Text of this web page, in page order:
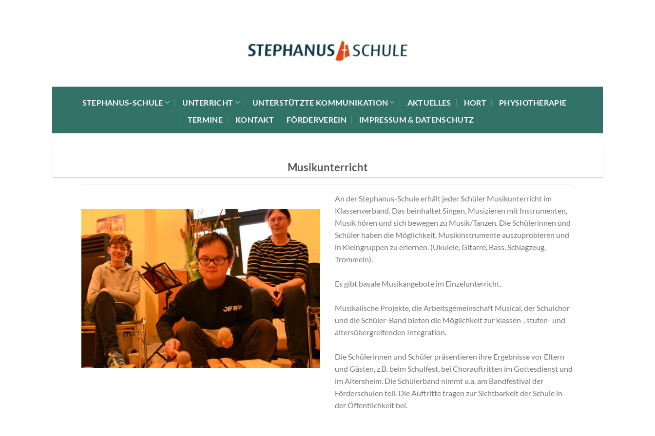
STEPHANUS-SCHULE UNTERRICHT UNTERSTÜTZTE KOMMUNIKATION AKTUELLES HORT
PHYSIOTHERAPIE
TERMINE
KONTAKT FÖRDERVEREIN IMPRESSUM & DATENSCHUTZ
Musikunterricht
An der Stephanus-Schule erhält jeder Schüler Musikunterricht im
Klassenverband. Das beinhaltet Singen, Musizieren mit Instrumenten,
Musik hören und sich bewegen zu Musik/Tanzen. Die Schülerinnen und
Schüler haben die Möglichkeit, Musikinstrumente auszuprobieren und
in Kleingruppen zu erlernen. (Ukulele, Gitarre, Bass, Schlagzeug,
Trommeln).
Es gibt basale Musikangebote im Einzelunterricht.
Musikalische Projekte, die Arbeitsgemeinschaft Musical, der Schulchor
und die Schüler-Band bieten die Möglichkeit zur klassen-, stufen- und
altersübergreifenden Integration.
Die Schülerinnen und Schüler präsentieren ihre Ergebnisse vor Eltern
und Gästen, z.B. beim Schulfest, bei Chorauftritten im Gottesdienst und
im Altersheim. Die Schülerband nimmt u.a. am Bandfestival der
Förderschulen teil. Die Auftritte tragen zur Sichtbarkeit der Schule in
der Öffentlichkeit bei.